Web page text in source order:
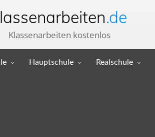
.de
Klassenarbeiten kostenlos
Hauptschule Realschule